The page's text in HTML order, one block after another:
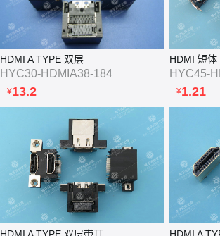
HDMI A TYPE 双层
HYC30-HDMIA38-184
¥13.2
HDMI 短
HYC45-
¥1.21